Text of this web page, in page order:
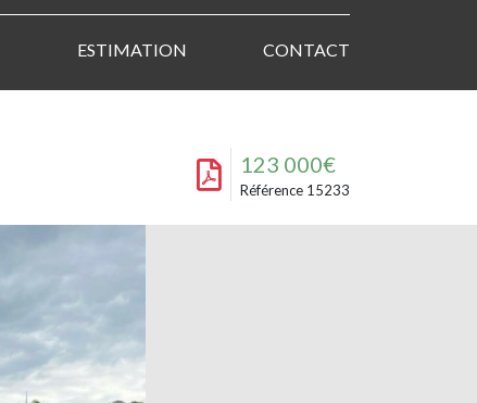
ESTIMATION CONTACT
123 000€
Référence 15233